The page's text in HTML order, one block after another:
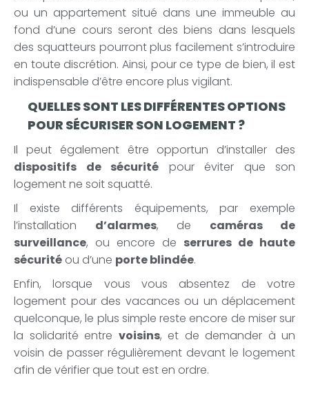
ou un appartement situé dans une immeuble au
fond d’une cours seront des biens dans lesquels
des squatteurs pourront plus facilement s’introduire
en toute discrétion. Ainsi, pour ce type de bien, il est
indispensable d’être encore plus vigilant.
QUELLES SONT LES DIFFÉRENTES OPTIONS
POUR SÉCURISER SON LOGEMENT ?
Il peut également être opportun d’installer des
dispositifs de sécurité pour éviter que son
logement ne soit squatté.
Il existe différents équipements, par exemple
l’installation d’alarmes, de caméras de
surveillance, ou encore de serrures de haute
sécurité ou d’une porte blindée.
Enfin, lorsque vous vous absentez de votre
logement pour des vacances ou un déplacement
quelconque, le plus simple reste encore de miser sur
la solidarité entre voisins, et de demander à un
voisin de passer régulièrement devant le logement
afin de vérifier que tout est en ordre.